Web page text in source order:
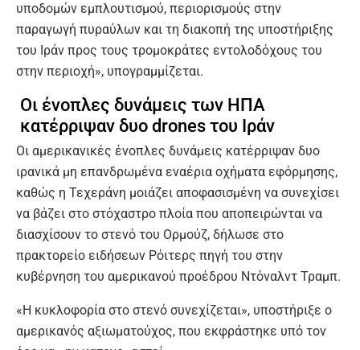
υποδομών εμπλουτισμού, περιορισμούς στην
παραγωγή πυραύλων και τη διακοπή της υποστήριξης
του Ιράν προς τους τρομοκράτες εντολοδόχους του
στην περιοχή», υπογραμμίζεται.
Οι ένοπλες δυνάμεις των ΗΠΑ
κατέρριψαν δυο drones του Ιράν
Οι αμερικανικές ένοπλες δυνάμεις κατέρριψαν δυο
ιρανικά μη επανδρωμένα εναέρια οχήματα εφόρμησης,
καθώς η Τεχεράνη μοιάζει αποφασισμένη να συνεχίσει
να βάζει στο στόχαστρο πλοία που αποπειρώνται να
διασχίσουν το στενό του Ορμούζ, δήλωσε στο
πρακτορείο ειδήσεων Ρόιτερς πηγή του στην
κυβέρνηση του αμερικανού προέδρου Ντόναλντ Τραμπ.
«Η κυκλοφορία στο στενό συνεχίζεται», υποστήριξε ο
αμερικανός αξιωματούχος, που εκφράστηκε υπό τον